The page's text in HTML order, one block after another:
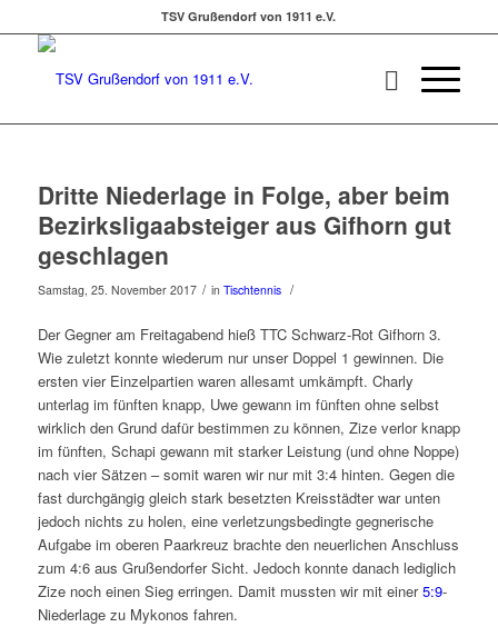
TSV Grußendorf von 1911 e.V.
Dritte Niederlage in Folge, aber beim
Bezirksligaabsteiger aus Gifhorn gut
geschlagen
Samstag, 25. November 2017 / in Tischtennis /
Der Gegner am Freitagabend hieß TTC Schwarz-Rot Gifhorn 3.
Wie zuletzt konnte wiederum nur unser Doppel 1 gewinnen. Die
ersten vier Einzelpartien waren allesamt umkämpft. Charly
unterlag im fünften knapp, Uwe gewann im fünften ohne selbst
wirklich den Grund dafür bestimmen zu können, Zize verlor knapp
im fünften, Schapi gewann mit starker Leistung (und ohne Noppe)
nach vier Sätzen – somit waren wir nur mit 3:4 hinten. Gegen die
fast durchgängig gleich stark besetzten Kreisstädter war unten
jedoch nichts zu holen, eine verletzungsbedingte gegnerische
Aufgabe im oberen Paarkreuz brachte den neuerlichen Anschluss
zum 4:6 aus Grußendorfer Sicht. Jedoch konnte danach lediglich
Zize noch einen Sieg erringen. Damit mussten wir mit einer5:9-
Niederlage zu Mykonos fahren.